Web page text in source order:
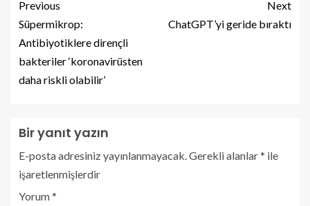
Previous
Süpermikrop:
Antibiyotiklere dirençli
bakteriler ‘koronavirüsten
daha riskli olabilir’
Next
ChatGPT’yi geride bıraktı
Bir yanıt yazın
E-posta adresiniz yayınlanmayacak.Gerekli alanlar* ile
işaretlenmişlerdir
Yorum*